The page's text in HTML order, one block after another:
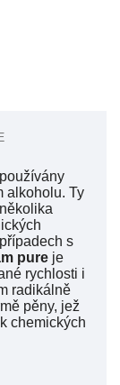
alkoholu. Ty
s
pure je
rychlosti i
radikálně
pěny, jež
chemických